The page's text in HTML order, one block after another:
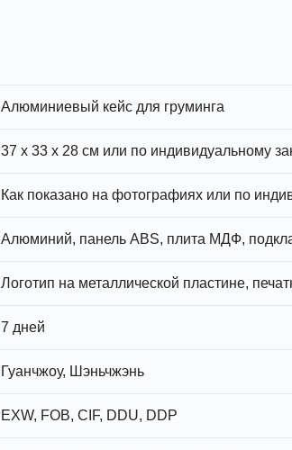
Алюминиевый кейс для груминга
37 x 33 x 28 см или по индивидуальному
Как показано на фотографиях или по
Алюминий, панель ABS, плита МДФ,
Логотип на металлической пластине,
7 дней
Гуанчжоу, Шэньчжэнь
EXW, FOB, CIF, DDU, DDP